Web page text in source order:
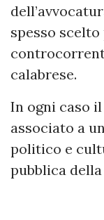
spesso
calabrese.
In ogni caso
associato a
politico e
pubblica